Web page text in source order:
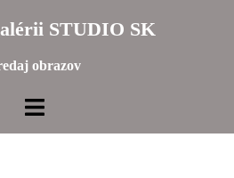
STUDIO SK
obrazov